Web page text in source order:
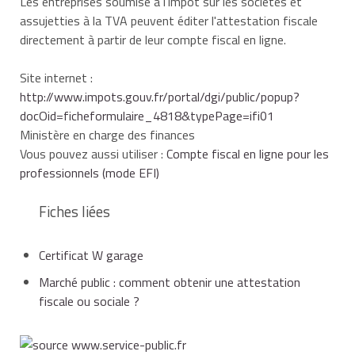
assujetties à la TVA peuvent éditer l'attestation fiscale
directement à partir de leur compte fiscal en ligne.
Site internet :
http://www.impots.gouv.fr/portal/dgi/public/popup?
docOid=ficheformulaire_4818&typePage=ifi01
Ministère en charge des finances
Vous pouvez aussi utiliser : Compte fiscal en ligne pour les
professionnels (mode EFI)
Fiches liées
Certificat W garage
Marché public : comment obtenir une attestation
fiscale ou sociale ?